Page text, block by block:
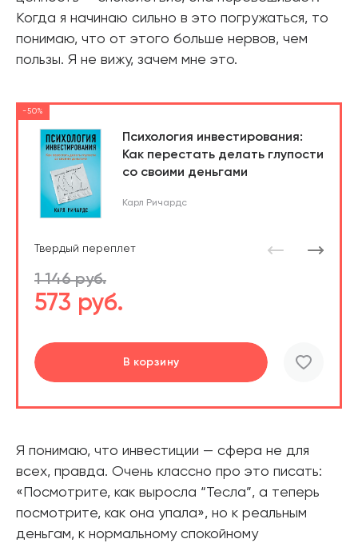
Когда я начинаю сильно в это погружаться, то
понимаю, что от этого больше нервов, чем
пользы. Я не вижу, зачем мне это.
-50%
Психология инвестирования:
Как перестать делать глупости
со своими деньгами
Карл Ричардс
Твердый переплет
1 146 руб.
573 руб.
В корзину
В корзине
Перейти
Перейти
Я понимаю, что инвестиции — сфера не для
всех, правда. Очень классно про это писать:
«Посмотрите, как выросла “Тесла”, а теперь
посмотрите, как она упала», но к реальным
деньгам, к нормальному спокойному